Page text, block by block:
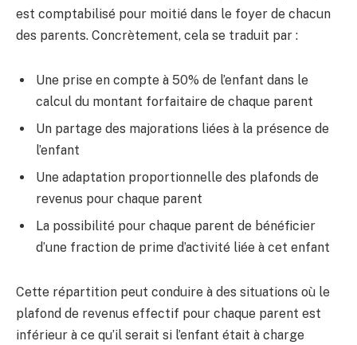
est comptabilisé pour moitié dans le foyer de chacun
des parents. Concrètement, cela se traduit par :
Une prise en compte à 50% de l’enfant dans le
calcul du montant forfaitaire de chaque parent
Un partage des majorations liées à la présence de
l’enfant
Une adaptation proportionnelle des plafonds de
revenus pour chaque parent
La possibilité pour chaque parent de bénéficier
d’une fraction de prime d’activité liée à cet enfant
Cette répartition peut conduire à des situations où le
plafond de revenus effectif pour chaque parent est
inférieur à ce qu’il serait si l’enfant était à charge